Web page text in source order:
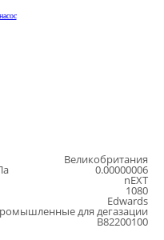
Великобритания
0.00000006
nEXT
1080
Edwards
для дегазации
B82200100